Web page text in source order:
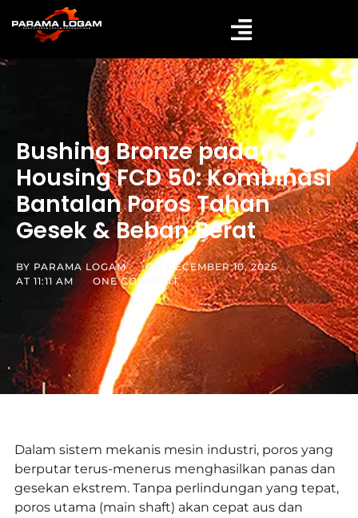
Bushing Bronze pada
Housing FCD 50: Kombinasi
Bantalan Poros Tahan
Gesek & Beban Berat
BY PARAMA LOGAM ON
DECEMBER 10, 2025
AT 11:11 AM ONE COMMENT
Dalam sistem mekanis mesin industri, poros yang
berputar terus-menerus menghasilkan panas dan
gesekan ekstrem. Tanpa perlindungan yang tepat,
poros utama (main shaft) akan cepat aus dan